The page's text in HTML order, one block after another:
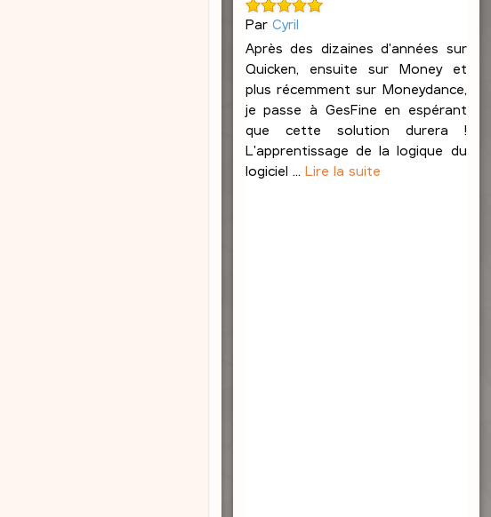
Par Cyril
Après des dizaines d'années sur
Quicken, ensuite sur Money et
plus récemment sur Moneydance,
je passe à GesFine en espérant
que cette solution durera !
L'apprentissage de la logique du
logiciel ... Lire la suite